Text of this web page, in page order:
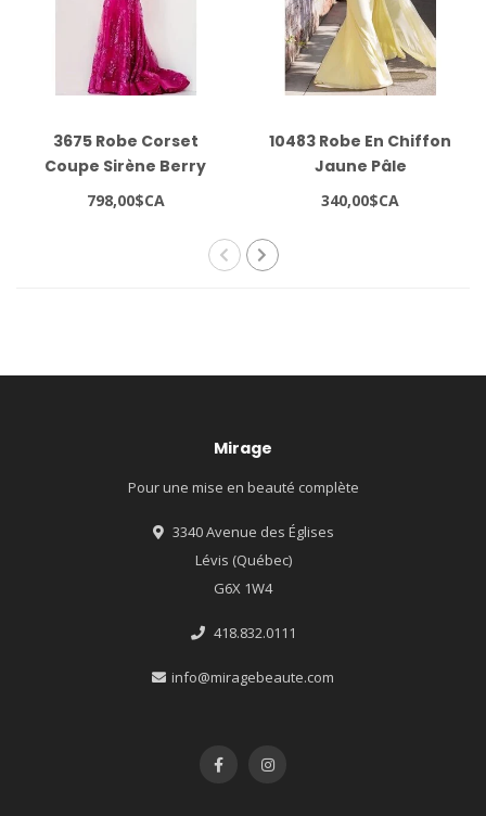
3675 Robe Corset
Coupe Sirène Berry
798,00$CA
10483 Robe En Chiffon
Jaune Pâle
340,00$CA
Mirage
Pour une mise en beauté complète
3340 Avenue des Églises
Lévis (Québec)
G6X 1W4
418.832.0111
info@miragebeaute.com